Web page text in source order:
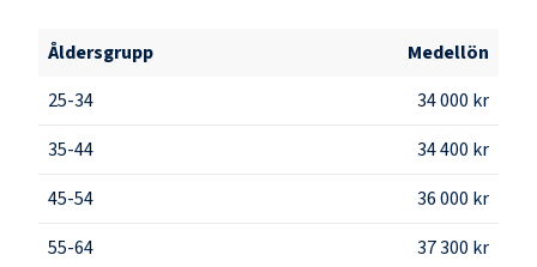
Åldersgrupp
Medellön
25-34
34 000 kr
35-44
34 400 kr
45-54
36 000 kr
55-64
37 300 kr